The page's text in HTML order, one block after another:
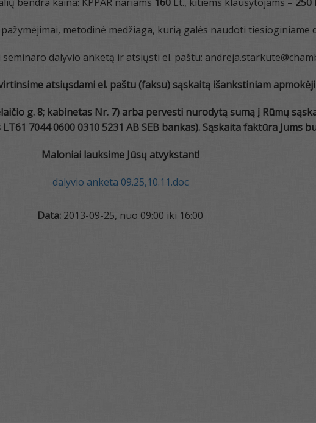
metodinė medžiaga, kurią galės naudoti tiesioginiame
dalyvio anketą ir atsiųsti el. paštu:
atsiųsdami el. paštu (faksu) sąskaitą išankstiniam
g. 8; kabinetas Nr. 7) arba pervesti nurodytą sumą į Rūmų
7044 0600 0310 5231 AB SEB bankas). Sąskaita faktūraJums
Maloniai lauksime Jūsų atvykstant!
dalyvio anketa 09.25,10.11.doc
Data: 2013-09-25, nuo 09:00 iki 16:00